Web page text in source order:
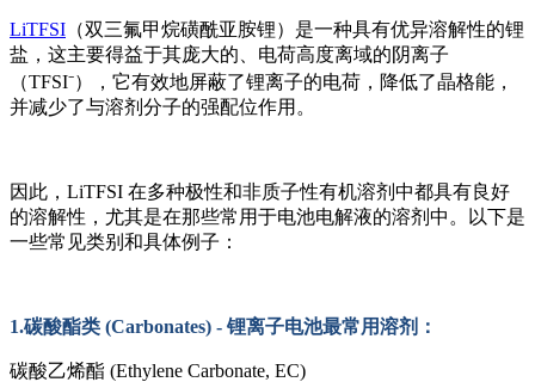
LiTFSI （双三氟甲烷磺酰亚胺锂）是一种具有优异溶解性的锂
盐，这主要得益于其庞大的、电荷高度离域的阴离子
（TFSI⁻），它有效地屏蔽了锂离子的电荷，降低了晶格能，
并减少了与溶剂分子的强配位作用。
因此， LiTFSI 在多种极性和非质子性有机溶剂中都具有良好
的溶解性，尤其是在那些常用于电池电解液的溶剂中。以下是
一些常见类别和具体例子：
1.碳酸酯类 (Carbonates) - 锂离子电池最常用溶剂：
碳酸乙烯酯 (Ethylene Carbonate, EC)